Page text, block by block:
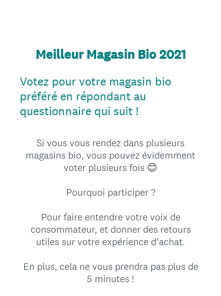
Meilleur Magasin Bio 2021
Votez pour votre magasin bio
préféré en répondant au
questionnaire qui suit !
Si vous vous rendez dans plusieurs
magasins bio, vous pouvez évidemment
voter plusieurs fois 😊
Pourquoi participer ?
Pour faire entendre votre voix de
consommateur, et donner des retours
utiles sur votre expérience d’achat.
En plus, cela ne vous prendra pas plus de
5 minutes !